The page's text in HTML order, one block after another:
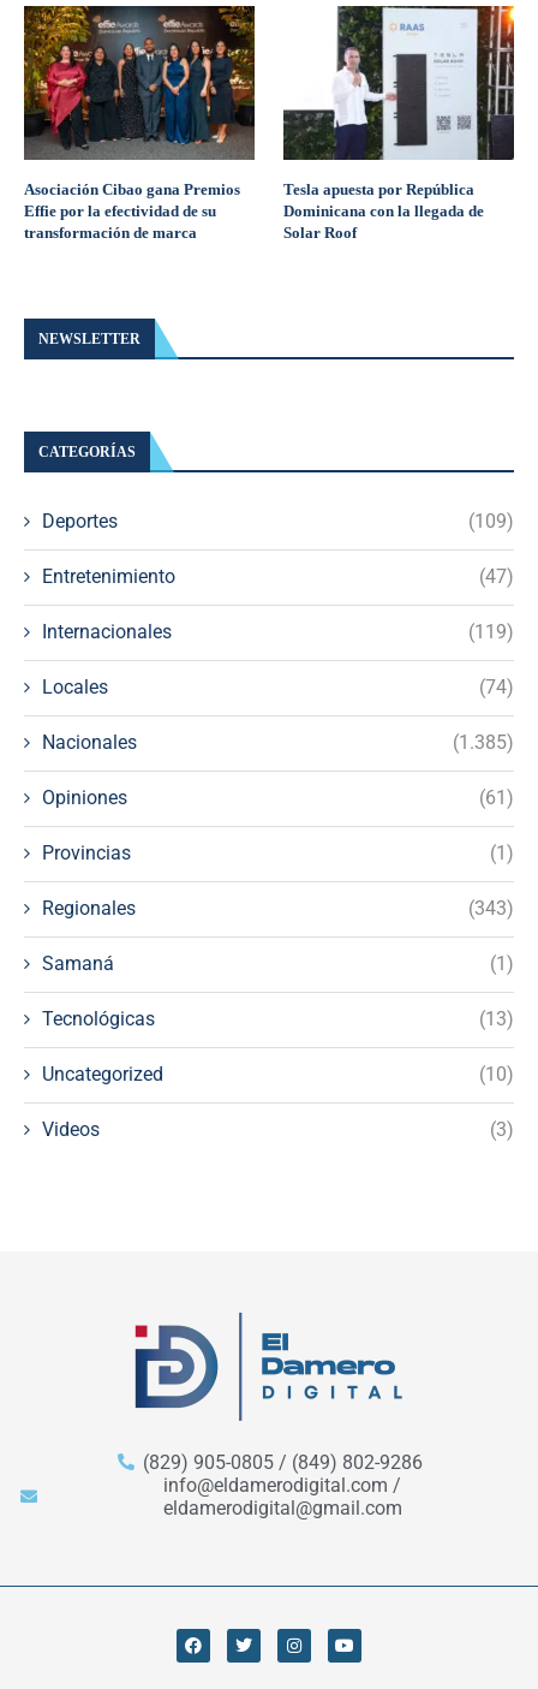
Asociación Cibao gana Premios
Effie por la efectividad de su
transformación de marca
Tesla apuesta por República
Dominicana con la llegada de
Solar Roof
NEWSLETTER
CATEGORÍAS
Deportes (109)
Entretenimiento (47)
Internacionales (119)
Locales (74)
Nacionales (1.385)
Opiniones (61)
Provincias (1)
Regionales (343)
Samaná (1)
Tecnológicas (13)
Uncategorized (10)
Videos (3)
(829) 905-0805 / (849) 802-9286
info@eldamerodigital.com /
eldamerodigital@gmail.com